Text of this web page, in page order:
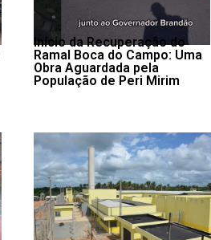
Início da Recuperação do
Ramal Boca do Campo: Uma
Obra Aguardada pela
População de Peri Mirim